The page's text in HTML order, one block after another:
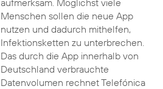
aufmerksam. Möglichst viele
Menschen sollen die neue App
nutzen und dadurch mithelfen,
Infektionsketten zu unterbrechen.
Das durch die App innerhalb von
Deutschland verbrauchte
Datenvolumen rechnet Telefónica